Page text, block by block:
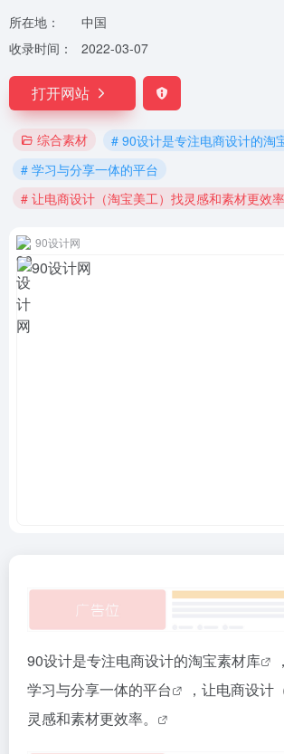
所在地：
中国
收录时间：
2022-03-07
打开网站
综合素材
# 90设计是专注电商设计的淘
# 学习与分享一体的平台
# 让电商设计（淘宝美工）找灵感和素材更效率
90设计网
90设计是专注电商设计的淘宝素材库 ，
学习与分享一体的平台
， 让电商设计
灵感和素材更效率。